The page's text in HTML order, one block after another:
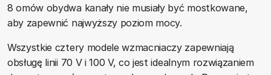
8 omów obydwa kanały nie musiały być mostkowane,
aby zapewnić najwyższy poziom mocy.
Wszystkie cztery modele wzmacniaczy zapewniają
obsługę linii 70 V i 100 V, co jest idealnym rozwiązaniem